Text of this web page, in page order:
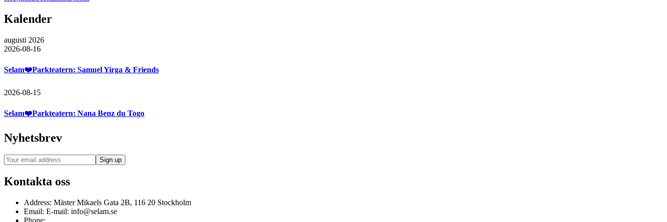
Kalender
augusti 2026
2026-08-16
Selam❤️Parkteatern: Samuel Yirga & Friends
2026-08-15
Selam❤️Parkteatern: Nana Benz du Togo
Nyhetsbrev
Kontakta oss
Address: Mäster Mikaels Gata 2B, 116 20 Stockholm
Email: E-mail: info@selam.se
Phone: